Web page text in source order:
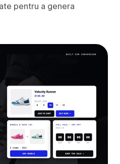
pentru a genera